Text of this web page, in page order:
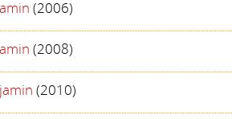
(2006)
(2008)
(2010)